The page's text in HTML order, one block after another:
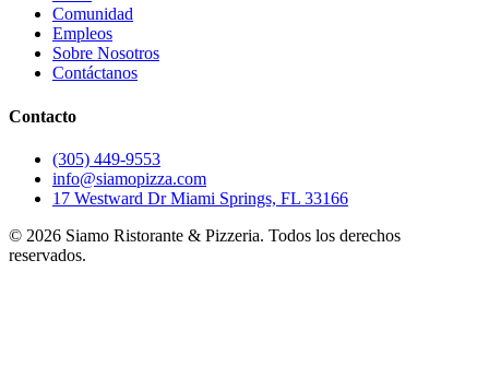
Comunidad
Empleos
Sobre Nosotros
Contáctanos
Contacto
(305) 449-9553
info@siamopizza.com
17 Westward Dr Miami Springs, FL 33166
© 2026 Siamo Ristorante & Pizzeria. Todos los derechos
reservados.